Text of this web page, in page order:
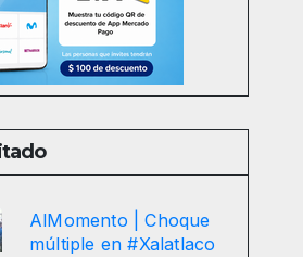
AlMomento | Choque
múltiple en #Xalatlaco